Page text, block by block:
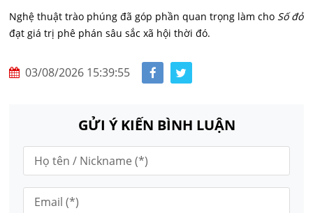
Nghệ thuật trào phúng đã góp phần quan trọng làm cho Số đỏ
đạt giá trị phê phán sâu sắc xã hội thời đó.
03/08/2026 15:39:55
GỬI Ý KIẾN BÌNH LUẬN